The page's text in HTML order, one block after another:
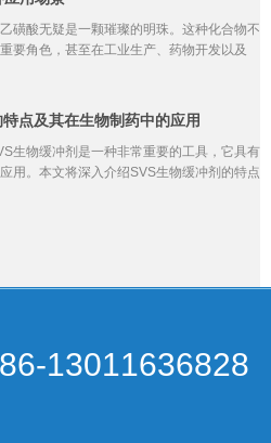
磺酸无疑是一颗璀璨的明珠。这种化合物不
要角色，甚至在工业生产、药物开发以及
点及其在生物制药中的应用
生物缓冲剂是一种非常重要的工具，它具有
用。本文将深入介绍SVS生物缓冲剂的特点
13011636828